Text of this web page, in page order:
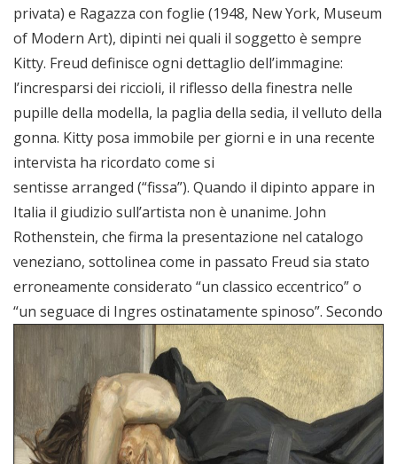
privata) e Ragazza con foglie (1948, New York, Museum
of Modern Art), dipinti nei quali il soggetto è sempre
Kitty. Freud definisce ogni dettaglio dell’immagine:
l’incresparsi dei riccioli, il riflesso della finestra nelle
pupille della modella, la paglia della sedia, il velluto della
gonna. Kitty posa immobile per giorni e in una recente
intervista ha ricordato come si
sentisse arranged (“fissa”). Quando il dipinto appare in
Italia il giudizio sull’artista non è unanime. John
Rothenstein, che firma la presentazione nel catalogo
veneziano, sottolinea come in passato Freud sia stato
erroneamente considerato “un classico eccentrico” o
“un seguace di Ingres ostinatamente spinoso”. Secondo